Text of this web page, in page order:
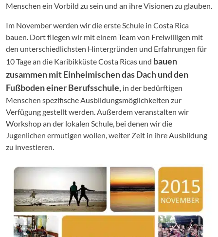
Menschen ein Vorbild zu sein und an ihre Visionen zu glauben.
Im November werden wir die erste Schule in Costa Rica
bauen. Dort fliegen wir mit einem Team von Freiwilligen mit
den unterschiedlichsten Hintergründen und Erfahrungen für
10 Tage an die Karibikküste Costa Ricas und bauen
zusammen mit Einheimischen das Dach und den
Fußboden einer Berufsschule, in der bedürftigen
Menschen spezifische Ausbildungsmöglichkeiten zur
Verfügung gestellt werden. Außerdem veranstalten wir
Workshop an der lokalen Schule, bei denen wir die
Jugenlichen ermutigen wollen, weiter Zeit in ihre Ausbildung
zu investieren.